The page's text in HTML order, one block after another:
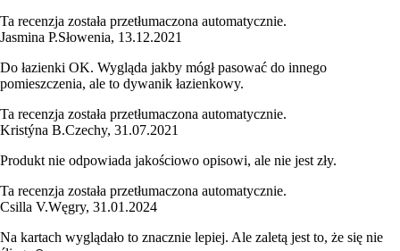
Ta recenzja została przetłumaczona automatycznie.
Jasmina P.Słowenia, 13.12.2021
Do łazienki OK. Wygląda jakby mógł pasować do innego
pomieszczenia, ale to dywanik łazienkowy.
Ta recenzja została przetłumaczona automatycznie.
Kristýna B.Czechy, 31.07.2021
Produkt nie odpowiada jakościowo opisowi, ale nie jest zły.
Ta recenzja została przetłumaczona automatycznie.
Csilla V.Węgry, 31.01.2024
Na kartach wyglądało to znacznie lepiej. Ale zaletą jest to, że się nie